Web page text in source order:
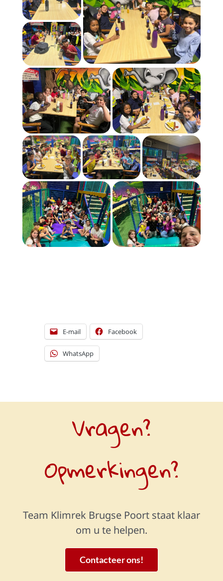
E-mail Facebook
WhatsApp
Vragen?
Opmerkingen?
Team Klimrek Brugse Poort staat klaar
om u te helpen.
Contacteer ons!